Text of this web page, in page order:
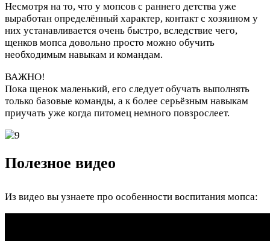
Несмотря на то, что у мопсов с раннего детства уже
выработан определённый характер, контакт с хозяином у
них устанавливается очень быстро, вследствие чего,
щенков мопса довольно просто можно обучить
необходимым навыкам и командам.
ВАЖНО!
Пока щенок маленький, его следует обучать выполнять
только базовые команды, а к более серьёзным навыкам
приучать уже когда питомец немного повзрослеет.
Полезное видео
Из видео вы узнаете про особенности воспитания мопса: